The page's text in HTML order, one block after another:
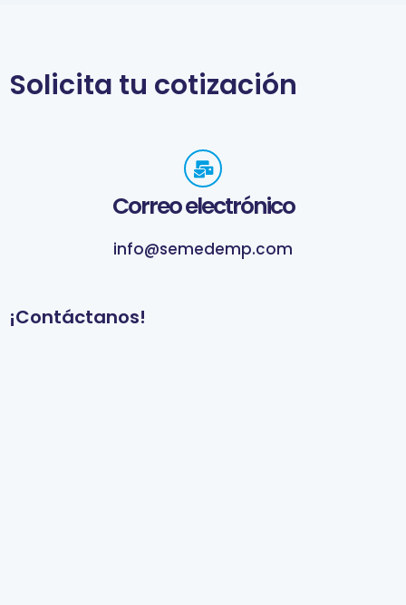
Solicita tu cotización
Correo electrónico
info@semedemp.com
¡Contáctanos!